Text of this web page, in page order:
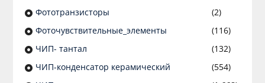
Фототранзисторы
(2)
Фоточувствительные_элементы
(116)
ЧИП- тантал
(132)
ЧИП-конденсатор керамический
(554)